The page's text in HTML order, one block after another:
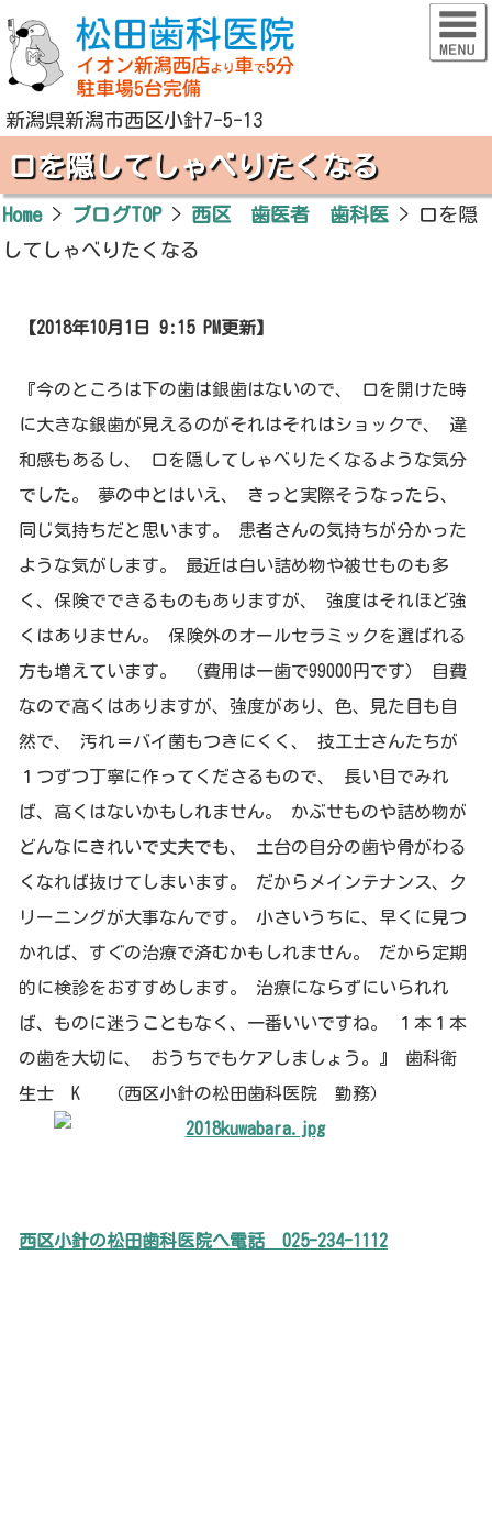
新潟県新潟市西区小針7-5-13
口を隠してしゃべりたくなる
Home> ブログTOP> 西区 歯医者 歯科医 >
口を隠
してしゃべりたくなる
【2018年10月1日 9:15 PM更新】
『今のところは下の歯は銀歯はないので、 口を開けた時
に大きな銀歯が見えるのがそれはそれはショックで、 違
和感もあるし、 口を隠してしゃべりたくなるような気分
でした。 夢の中とはいえ、 きっと実際そうなったら、
同じ気持ちだと思います。 患者さんの気持ちが分かった
ような気がします。 最近は白い詰め物や被せものも多
く、保険でできるものもありますが、 強度はそれほど強
くはありません。 保険外のオールセラミックを選ばれる
方も増えています。 （費用は一歯で99000円です） 自費
なので高くはありますが、強度があり、色、見た目も自
然で、 汚れ＝バイ菌もつきにくく、 技工士さんたちが
１つずつ丁寧に作ってくださるもので、 長い目でみれ
ば、高くはないかもしれません。 かぶせものや詰め物が
どんなにきれいで丈夫でも、 土台の自分の歯や骨がわる
くなれば抜けてしまいます。 だからメインテナンス、ク
リーニングが大事なんです。 小さいうちに、早くに見つ
かれば、すぐの治療で済むかもしれません。 だから定期
的に検診をおすすめします。 治療にならずにいられれ
ば、ものに迷うこともなく、一番いいですね。 １本１本
の歯を大切に、 おうちでもケアしましょう。』 歯科衛
生士 K （西区小針の松田歯科医院 勤務）
西区小針の松田歯科医院へ電話 025-234-1112